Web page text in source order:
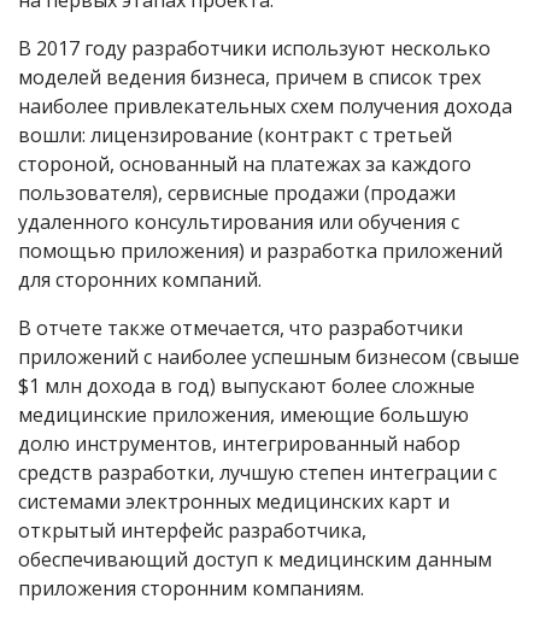
В 2017 году разработчики используют несколько
моделей ведения бизнеса, причем в список трех
наиболее привлекательных схем получения дохода
вошли: лицензирование (контракт с третьей
стороной, основанный на платежах за каждого
пользователя), сервисные продажи (продажи
удаленного консультирования или обучения с
помощью приложения) и разработка приложений
для сторонних компаний.
В отчете также отмечается, что разработчики
приложений с наиболее успешным бизнесом (свыше
$1 млн дохода в год) выпускают более сложные
медицинские приложения, имеющие большую
долю инструментов, интегрированный набор
средств разработки, лучшую степен интеграции с
системами электронных медицинских карт и
открытый интерфейс разработчика,
обеспечивающий доступ к медицинским данным
приложения сторонним компаниям.